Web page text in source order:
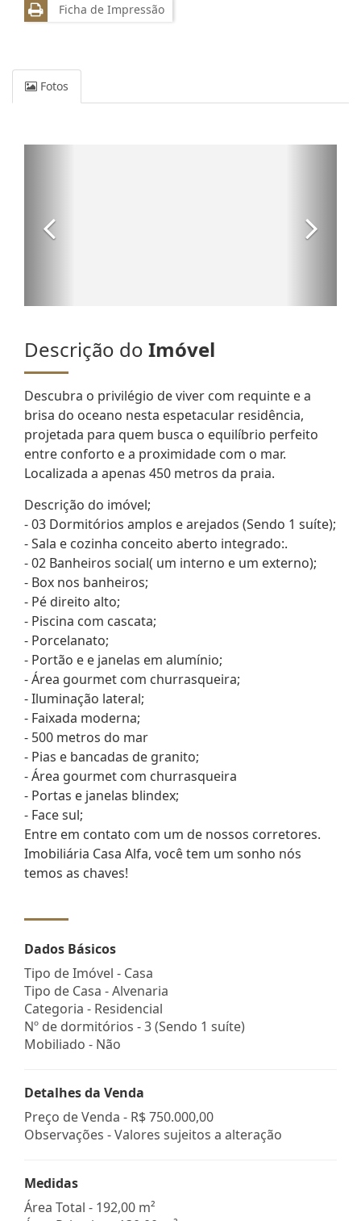
Ficha de Impressão
Fotos
Descrição do Imóvel
Descubra o privilégio de viver com requinte e a
brisa do oceano nesta espetacular residência,
projetada para quem busca o equilíbrio perfeito
entre conforto e a proximidade com o mar.
Localizada a apenas 450 metros da praia.
Descrição do imóvel;
- 03 Dormitórios amplos e arejados (Sendo 1 suíte);
- Sala e cozinha conceito aberto integrado:.
- 02 Banheiros social( um interno e um externo);
- Box nos banheiros;
- Pé direito alto;
- Piscina com cascata;
- Porcelanato;
- Portão e e janelas em alumínio;
- Área gourmet com churrasqueira;
- Iluminação lateral;
- Faixada moderna;
- 500 metros do mar
- Pias e bancadas de granito;
- Área gourmet com churrasqueira
- Portas e janelas blindex;
- Face sul;
Entre em contato com um de nossos corretores.
Imobiliária Casa Alfa, você tem um sonho nós
temos as chaves!
Dados Básicos
Tipo de Imóvel - Casa
Tipo de Casa - Alvenaria
Categoria - Residencial
Nº de dormitórios - 3 (Sendo 1 suíte)
Mobiliado - Não
Detalhes da Venda
Preço de Venda - R$ 750.000,00
Observações - Valores sujeitos a alteração
Medidas
Área Total - 192,00 m²